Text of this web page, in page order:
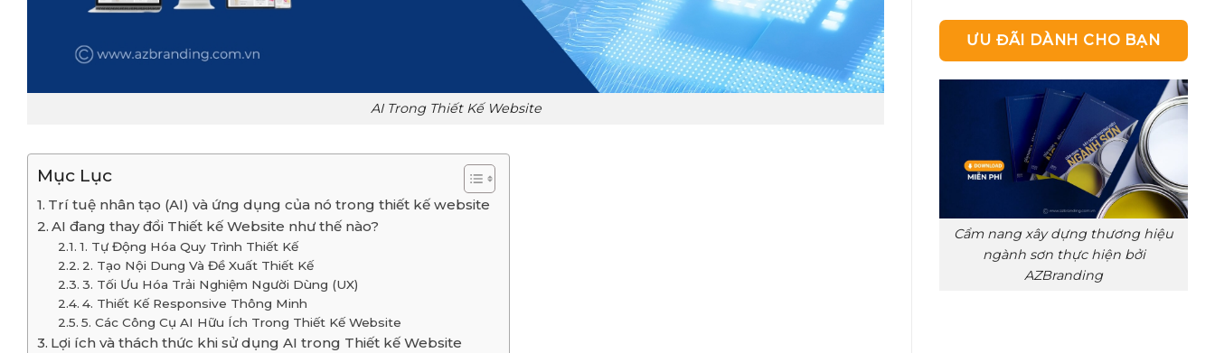
AI Trong Thiết Kế Website
Mục Lục
Trí tuệ nhân tạo (AI) và ứng dụng của nó trong thiết kế website
AI đang thay đổi Thiết kế Website như thế nào?
1. Tự Động Hóa Quy Trình Thiết Kế
2. Tạo Nội Dung Và Đề Xuất Thiết Kế
3. Tối Ưu Hóa Trải Nghiệm Người Dùng (UX)
4. Thiết Kế Responsive Thông Minh
5. Các Công Cụ AI Hữu Ích Trong Thiết Kế Website
Lợi ích và thách thức khi sử dụng AI trong Thiết kế Website
ƯU ĐÃI DÀNH CHO BẠN
Cẩm nang xây dựng thương hiệu
ngành sơn thực hiện bởi
AZBranding